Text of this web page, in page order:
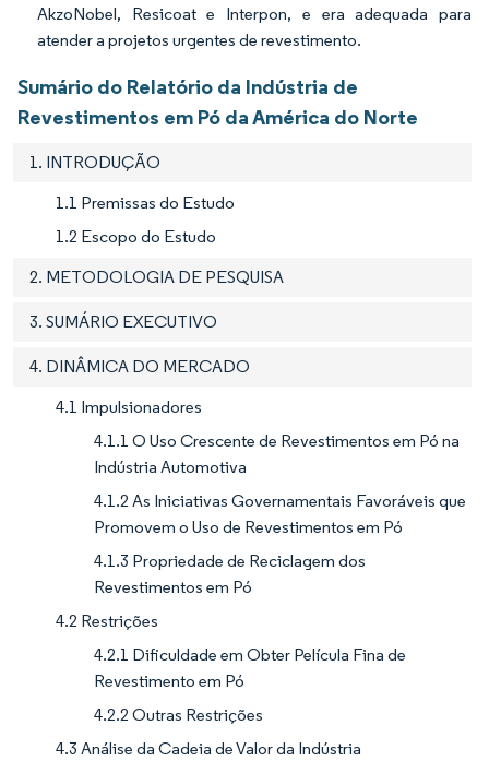
AkzoNobel, Resicoat e Interpon, e era adequada para
atender a projetos urgentes de revestimento.
Sumário do Relatório da Indústria de
Revestimentos em Pó da América do Norte
1. INTRODUÇÃO
1.1 Premissas do Estudo
1.2 Escopo do Estudo
2. METODOLOGIA DE PESQUISA
3. SUMÁRIO EXECUTIVO
4. DINÂMICA DO MERCADO
4.1 Impulsionadores
4.1.1 O Uso Crescente de Revestimentos em Pó na
Indústria Automotiva
4.1.2 As Iniciativas Governamentais Favoráveis que
Promovem o Uso de Revestimentos em Pó
4.1.3 Propriedade de Reciclagem dos
Revestimentos em Pó
4.2 Restrições
4.2.1 Dificuldade em Obter Película Fina de
Revestimento em Pó
4.2.2 Outras Restrições
4.3 Análise da Cadeia de Valor da Indústria